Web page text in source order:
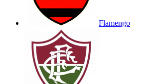
Flamengo